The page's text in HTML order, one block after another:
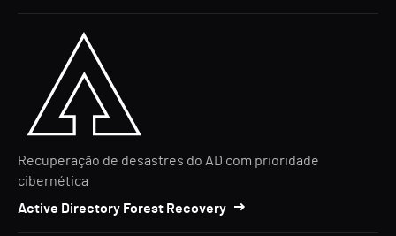
Recuperação de desastres do AD com prioridade
cibernética
Active Directory Forest Recovery